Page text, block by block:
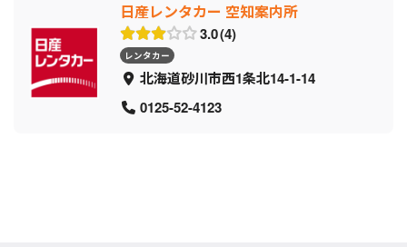
日産レンタカー 空知案内所
3.0 4
レンタカー
北海道砂川市西1条北14-1-14
0125-52-4123